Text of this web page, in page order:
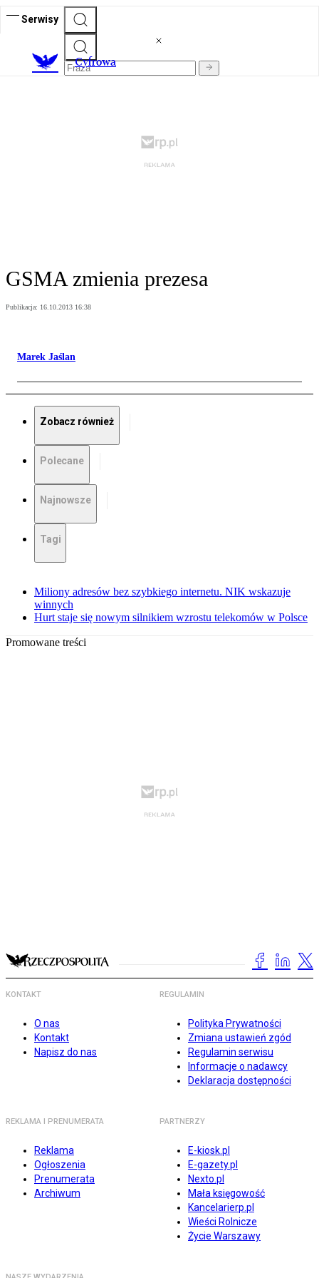
Serwisy
Cyfrowa
GSMA zmienia prezesa
Publikacja: 16.10.2013 16:38
Marek Jaślan
Zobacz również
Polecane
Najnowsze
Tagi
Miliony adresów bez szybkiego internetu. NIK wskazuje
winnych
Hurt staje się nowym silnikiem wzrostu telekomów w Polsce
Promowane treści
KONTAKT
O nas
Kontakt
Napisz do nas
REGULAMIN
Polityka Prywatności
Zmiana ustawień zgód
Regulamin serwisu
Informacje o nadawcy
Deklaracja dostępności
REKLAMA I PRENUMERATA
Reklama
Ogłoszenia
Prenumerata
Archiwum
PARTNERZY
E-kiosk.pl
E-gazety.pl
Nexto.pl
Mała księgowość
Kancelarierp.pl
Wieści Rolnicze
Życie Warszawy